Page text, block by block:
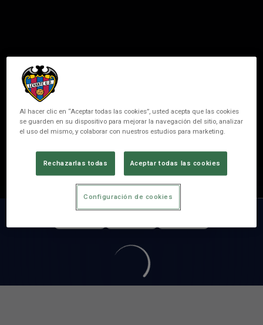
BATIS
POSITION
MATCHES
0
GOALS
0
ASSISTS
0
Al hacer clic en “Aceptar todas las cookies”, usted acepta que las cookies
se guarden en su dispositivo para mejorar la navegación del sitio, analizar
el uso del mismo, y colaborar con nuestros estudios para marketing.
Rechazarlas todas Aceptar todas las cookies
Configuración de cookies